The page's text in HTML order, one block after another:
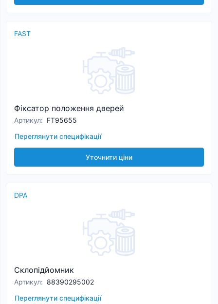
FAST
Фіксатор положення дверей
Артикул: FT95655
Переглянути специфікації
Уточнити ціни
DPA
Склопідйомник
Артикул: 88390295002
Переглянути специфікації